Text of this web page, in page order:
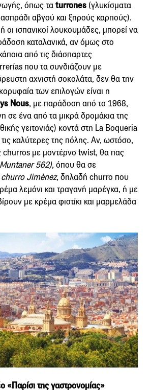
όπως ταturrones (γλυκίσματα
αβγού και ξηρούς καρπούς).
οι ισπανικοί λουκουμάδες, μπορεί να
καταλανικά, αν όμως στο
από τις διάσπαρτες
που τα συνδιάζουν με
αχνιστή σοκολάτα, δεν θα την
των επιλογών είναι η
Nous, με παράδοση από το 1968,
σε ένα από τα μικρά δρομάκια της
γειτονιάς) κοντά στη La Boqueria
τις καλύτερες της πόλης. Αν, ωστόσο,
churros με μοντέρνο twist, θα πας
Muntaner 562), όπου θα σε
churro Jimènez, δηλαδή churro που
λεμόνι και τραγανή μαρέγκα, ή με
με κρέμα φιστίκι και μαρμελάδα
«Παρίσι της γαστρονομίας»